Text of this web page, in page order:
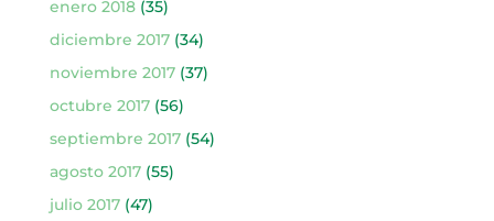
enero 2018(35)
diciembre 2017(34)
noviembre 2017(37)
octubre 2017(56)
septiembre 2017(54)
agosto 2017(55)
julio 2017(47)